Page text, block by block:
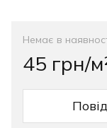
Немає в
45 грн/